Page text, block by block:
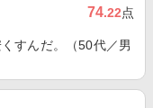
74.22点
すんだ。（50代／男